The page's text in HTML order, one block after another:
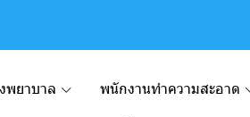
พยาบาล พนักงานทำความสะอาด